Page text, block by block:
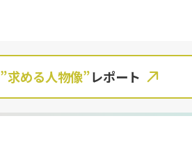
”求める人物像”レポート